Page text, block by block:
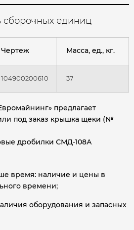
сборочных единиц
Чертеж Масса, ед., кг.
104900200610 37
предлагает
под заказ крышка щеки (№
дробилки СМД-108А
время: наличие и цены в
времени;
оборудования и запасных